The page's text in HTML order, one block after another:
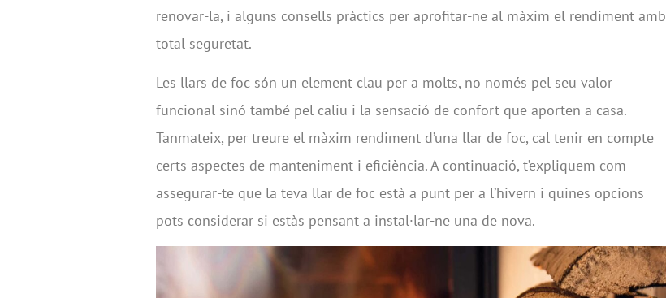
renovar-la, i alguns consells pràctics per aprofitar-ne al màxim el rendiment amb
total seguretat.
Les llars de foc són un element clau per a molts, no només pel seu valor
funcional sinó també pel caliu i la sensació de confort que aporten a casa.
Tanmateix, per treure el màxim rendiment d’una llar de foc, cal tenir en compte
certs aspectes de manteniment i eficiència. A continuació, t’expliquem com
assegurar-te que la teva llar de foc està a punt per a l’hivern i quines opcions
pots considerar si estàs pensant a instal·lar-ne una de nova.